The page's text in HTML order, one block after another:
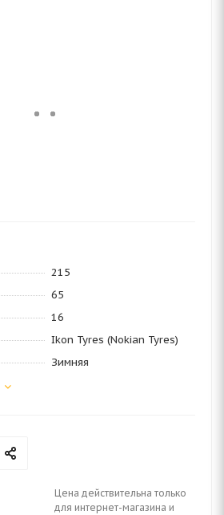
215
65
16
Ikon Tyres (Nokian Tyres)
Зимняя
Цена действительна только
для интернет-магазина и